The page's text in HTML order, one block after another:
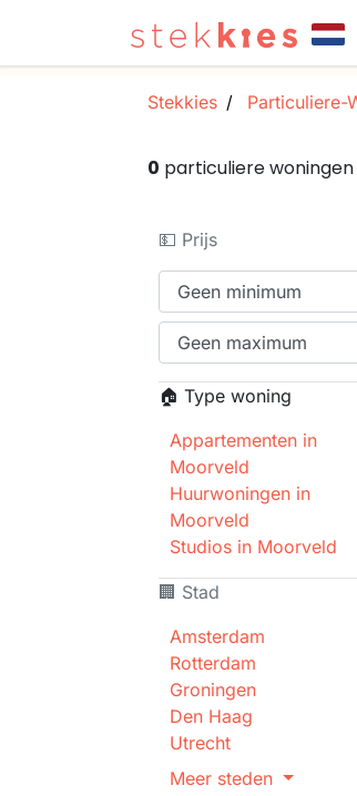
Stekkies Particuliere-
0 particuliere
💵 Prijs
🏠 Type woning
Appartementen in
Moorveld
Huurwoningen in
Moorveld
Studios in Moorveld
🏢 Stad
Amsterdam
Rotterdam
Groningen
Den Haag
Utrecht
Meer steden